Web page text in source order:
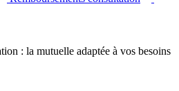
: la mutuelle adaptée à vos besoins